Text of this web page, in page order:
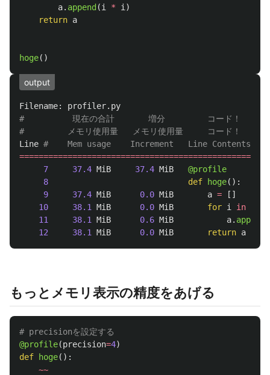
a. append (i * i )
return a
hoge()
output
Filename: profiler. py
#          現在の合計       増分　　　　　コード！
Line
================================================
7
37.4 MiB 37.4 MiB
@profile
8
def hoge():
9
37.4 MiB 0.0 MiB a =
[]
10
38.1 MiB 0.0 MiB for i in
11
38.1 MiB 0.6 MiB a. append
12
38.1 MiB 0.0 MiB return a
もっとメモリ表示の精度をあげる
@profile(precision=4)
def
hoge():
~~